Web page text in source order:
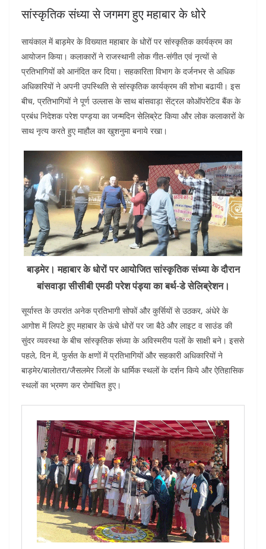
सांस्कृतिक संध्या से जगमग हुए महाबार के धोरे
सायंकाल में बाड़मेर के विख्यात महाबार के धोरों पर सांस्कृतिक कार्यक्रम का
आयोजन किया। कलाकारों ने राजस्थानी लोक गीत-संगीत एवं नृत्यों से
प्रतिभागियों को आनंदित कर दिया। सहकारिता विभाग के दर्जनभर से अधिक
अधिकारियों ने अपनी उपस्थिति से सांस्कृतिक कार्यक्रम की शोभा बढायी। इस
बीच, प्रतिभागियों ने पूर्ण उल्लास के साथ बांसवाड़ा सेंट्रल कोऑपरेटिव बैंक के
प्रबंध निदेशक परेश पण्ड्या का जन्मदिन सेलिब्रेट किया और लोक कलाकारों के
साथ नृत्य करते हुए माहौल का खुशनुमा बनाये रखा।
बाड़मेर। महाबार के धोरों पर आयोजित सांस्कृतिक संध्या के दौरान
बांसवाड़ा सीसीबी एमडी परेश पंड्या का बर्थ-डे सेलिब्रेशन।
सूर्यास्त के उपरांत अनेक प्रतिभागी सोफों और कुर्सियों से उठकर, अंधेरे के
आगोश में लिपटे हुए महाबार के ऊंचे धोरों पर जा बैठे और लाइट व साउंड की
सुंदर व्यवस्था के बीच सांस्कृतिक संध्या के अविस्मरीय पलों के साक्षी बने। इससे
पहले, दिन में, फुर्सत के क्षणों में प्रतिभागियों और सहकारी अधिकारियों ने
बाड़मेर/बालोतरा/जैसलमेर जिलों के धार्मिक स्थलों के दर्शन किये और ऐतिहासिक
स्थलों का भ्रमण कर रोमांचित हुए।